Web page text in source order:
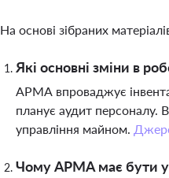
На основі зібраних
Які основні зміни в
АРМА впроваджує
планує аудит
управління майном.
Чому АРМА має бути